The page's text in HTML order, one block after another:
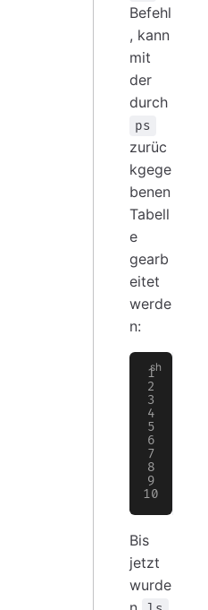
Befehl
, kann
mit
der
durch
ps
zurüc
kgege
benen
Tabell
e
gearb
eitet
werde
n:
Bis
jetzt
wurde